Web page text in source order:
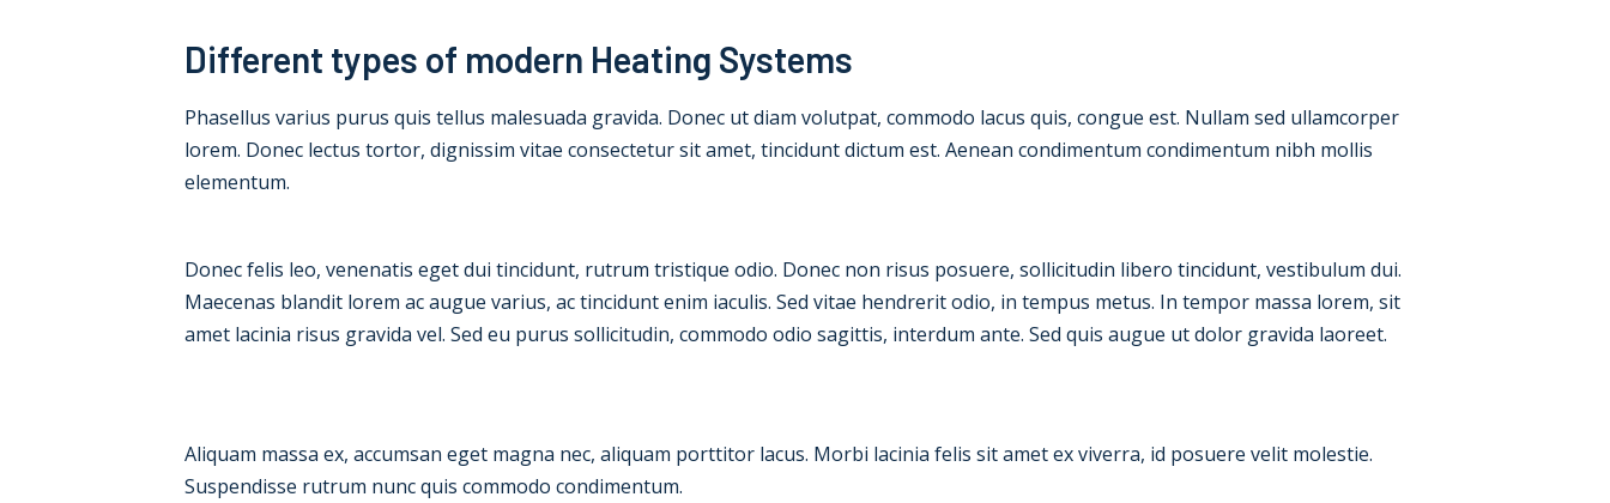
Different types of modern Heating Systems
Phasellus varius purus quis tellus malesuada gravida. Donec ut diam volutpat, commodo lacus quis, congue est. Nullam sed ullamcorper
lorem. Donec lectus tortor, dignissim vitae consectetur sit amet, tincidunt dictum est. Aenean condimentum condimentum nibh mollis
elementum.
Donec felis leo, venenatis eget dui tincidunt, rutrum tristique odio. Donec non risus posuere, sollicitudin libero tincidunt, vestibulum dui.
Maecenas blandit lorem ac augue varius, ac tincidunt enim iaculis. Sed vitae hendrerit odio, in tempus metus. In tempor massa lorem, sit
amet lacinia risus gravida vel. Sed eu purus sollicitudin, commodo odio sagittis, interdum ante. Sed quis augue ut dolor gravida laoreet.
Aliquam massa ex, accumsan eget magna nec, aliquam porttitor lacus. Morbi lacinia felis sit amet ex viverra, id posuere velit molestie.
Suspendisse rutrum nunc quis commodo condimentum.